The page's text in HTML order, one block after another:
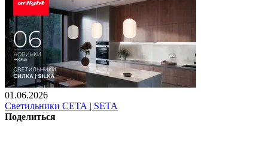
01.06.2026
Светильники СЕТА | SETA
Поделиться